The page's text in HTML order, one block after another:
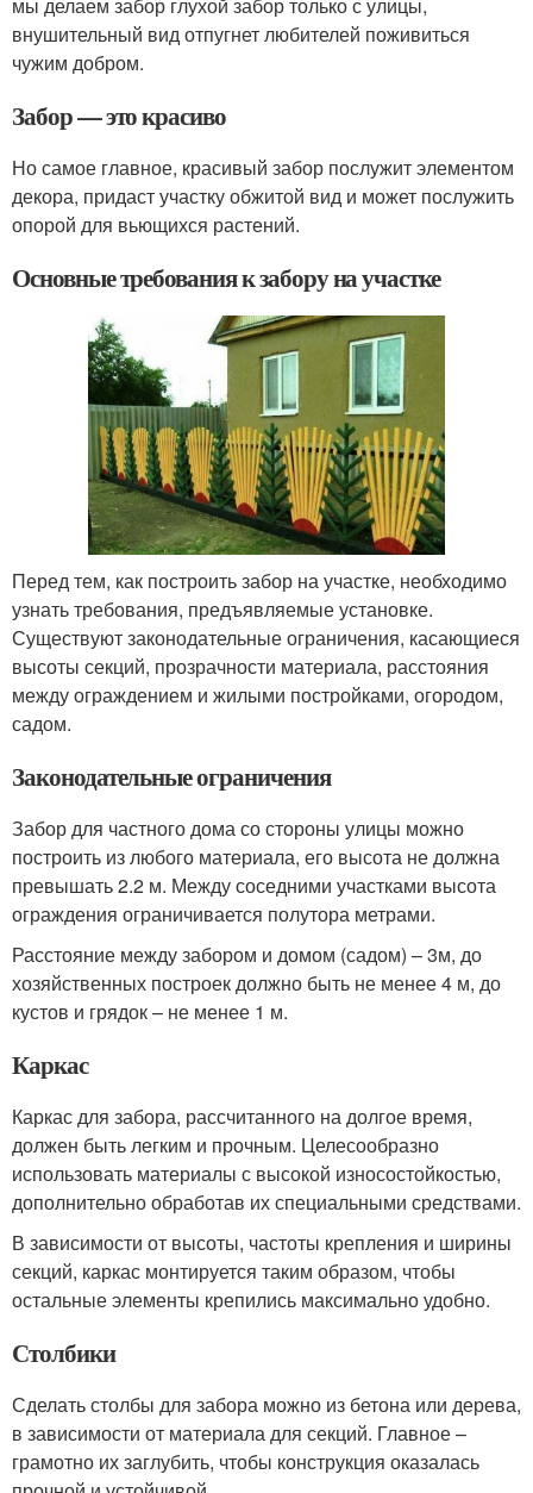
внушительный вид отпугнет любителей поживиться
чужим добром.
Забор — это красиво
Но самое главное, красивый забор послужит элементом
декора, придаст участку обжитой вид и может послужить
опорой для вьющихся растений.
Основные требования к забору на участке
Перед тем, как построить забор на участке, необходимо
узнать требования, предъявляемые установке.
Существуют законодательные ограничения, касающиеся
высоты секций, прозрачности материала, расстояния
между ограждением и жилыми постройками, огородом,
садом.
Законодательные ограничения
Забор для частного дома со стороны улицы можно
построить из любого материала, его высота не должна
превышать 2.2 м. Между соседними участками высота
ограждения ограничивается полутора метрами.
Расстояние между забором и домом (садом) – 3м, до
хозяйственных построек должно быть не менее 4 м, до
кустов и грядок – не менее 1 м.
Каркас
Каркас для забора, рассчитанного на долгое время,
должен быть легким и прочным. Целесообразно
использовать материалы с высокой износостойкостью,
дополнительно обработав их специальными средствами.
В зависимости от высоты, частоты крепления и ширины
секций, каркас монтируется таким образом, чтобы
остальные элементы крепились максимально удобно.
Столбики
Сделать столбы для забора можно из бетона или дерева,
в зависимости от материала для секций. Главное –
грамотно их заглубить, чтобы конструкция оказалась